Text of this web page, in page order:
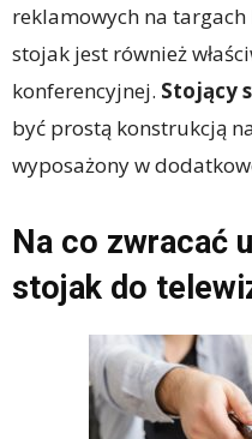
reklamowych na
stojak jest również
konferencyjnej. Stojący
być prostą konstrukcją
wyposażony w
Na co zwracać
stojak do